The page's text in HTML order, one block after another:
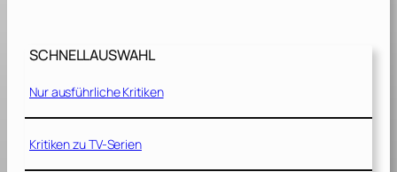
r
[
1
9
SCHNELLAUSWAHL
Nur ausführliche Kritiken
Kritiken zu TV-Serien